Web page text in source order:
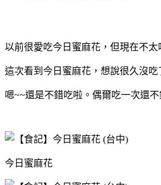
以前很愛吃今日蜜麻花，但現在不太
這次看到今日蜜麻花，想說很久沒吃
嗯~~還是不錯吃啦。偶爾吃一次還不
今日蜜麻花